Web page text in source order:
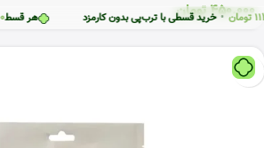
هر قسط112.500 • خرید قسطی با ترب‌پی بدون کارمزد
450.000تومان